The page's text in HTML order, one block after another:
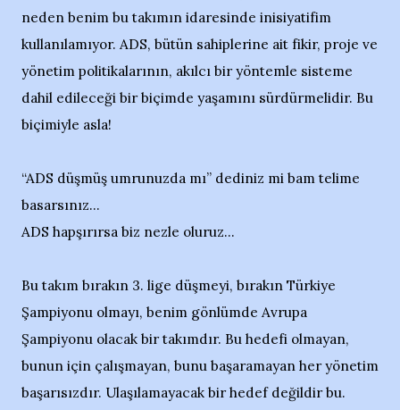
neden benim bu takımın idaresinde inisiyatifim
kullanılamıyor. ADS, bütün sahiplerine ait fikir, proje ve
yönetim politikalarının, akılcı bir yöntemle sisteme
dahil edileceği bir biçimde yaşamını sürdürmelidir. Bu
biçimiyle asla!
“ADS düşmüş umrunuzda mı” dediniz mi bam telime
basarsınız...
ADS hapşırırsa biz nezle oluruz...
Bu takım bırakın 3. lige düşmeyi, bırakın Türkiye
Şampiyonu olmayı, benim gönlümde Avrupa
Şampiyonu olacak bir takımdır. Bu hedefi olmayan,
bunun için çalışmayan, bunu başaramayan her yönetim
başarısızdır. Ulaşılamayacak bir hedef değildir bu.